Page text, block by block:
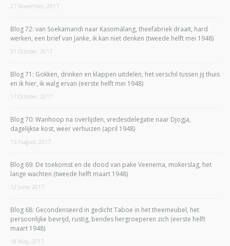
27 November, 2017
Blog 72: van Soekamandi naar Kasomálang, theefabriek draait, hard
werken, een brief van Janke, ik kan niet denken (tweede helft mei 1948)
31 October, 2017
Blog 71: Gokken, drinken en klappen uitdelen, het verschil tussen jij thuis
en ik hier, ik walg ervan (eerste helft mei 1948)
17 October, 2017
Blog 70: Wanhoop na overlijden, vredesdelegatie naar Djogja,
dagelijkse kost, weer verhuizen (april 1948)
15 August, 2017
Blog 69: De toekomst en de dood van pake Veenema, mokerslag, het
lange wachten (tweede helft maart 1948)
12 June, 2017
Blog 68: Gecondenseerd in gedicht Taboe in het theemeubel, het
persoonlijke bevrijd, rustig, bendes hergroeperen zich (eerste helft
maart 1948)
18 May, 2017